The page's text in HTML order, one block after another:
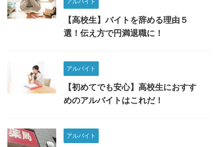
【高校生】バイトを辞める理由５
選！伝え方で円満退職に！
アルバイト
【初めてでも安心】高校生におすす
めのアルバイトはこれだ！
アルバイト